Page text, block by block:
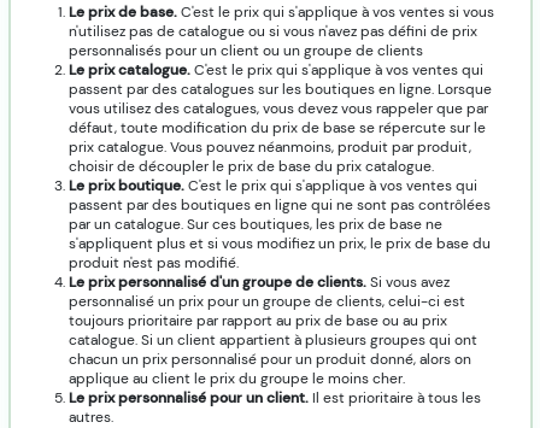
Le prix de base.C'est le prix qui s'applique à vos ventes si vous
n'utilisez pas de catalogue ou si vous n'avez pas défini de prix
personnalisés pour un client ou un groupe de clients
Le prix catalogue.C'est le prix qui s'applique à vos ventes qui
passent par des catalogues sur les boutiques en ligne. Lorsque
vous utilisez des catalogues, vous devez vous rappeler que par
défaut, toute modification du prix de base se répercute sur le
prix catalogue. Vous pouvez néanmoins, produit par produit,
choisir de découpler le prix de base du prix catalogue.
Le prix boutique.C'est le prix qui s'applique à vos ventes qui
passent par des boutiques en ligne qui ne sont pas contrôlées
par un catalogue. Sur ces boutiques, les prix de base ne
s'appliquent plus et si vous modifiez un prix, le prix de base du
produit n'est pas modifié.
Le prix personnalisé d'un groupe de clients.Si vous avez
personnalisé un prix pour un groupe de clients, celui-ci est
toujours prioritaire par rapport au prix de base ou au prix
catalogue. Si un client appartient à plusieurs groupes qui ont
chacun un prix personnalisé pour un produit donné, alors on
applique au client le prix du groupe le moins cher.
Le prix personnalisé pour un client.Il est prioritaire à tous les
autres.